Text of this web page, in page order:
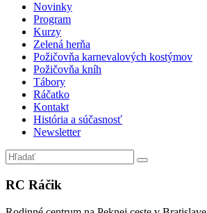
Novinky
Program
Kurzy
Zelená herňa
Požičovňa karnevalových kostýmov
Požičovňa kníh
Tábory
Ráčatko
Kontakt
História a súčasnosť
Newsletter
RC Ráčik